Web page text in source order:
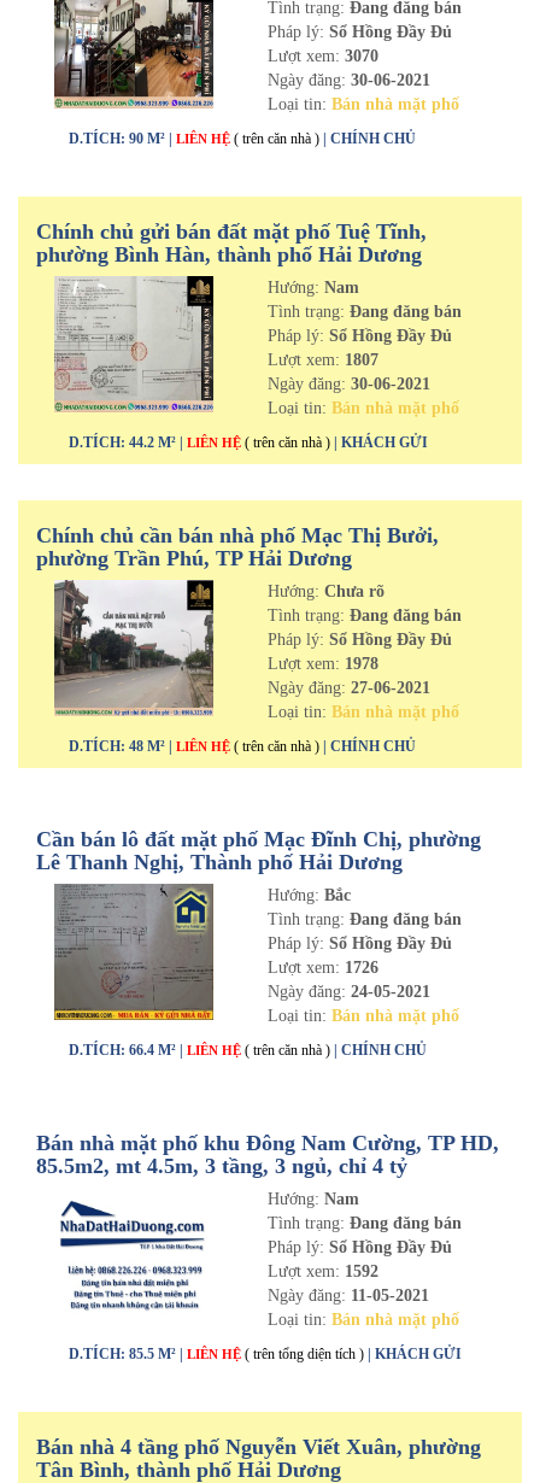
Tình trạng: Đang đăng bán
Pháp lý: Sổ Hồng Đầy Đủ
Lượt xem: 3070
Ngày đăng: 30-06-2021
Loại tin: Bán nhà mặt phố
D.TÍCH: 90 M² | LIÊN HỆ ( trên căn nhà ) | CHÍNH CHỦ
Chính chủ gửi bán đất mặt phố Tuệ Tĩnh,
phường Bình Hàn, thành phố Hải Dương
Hướng: Nam
Tình trạng: Đang đăng bán
Pháp lý: Sổ Hồng Đầy Đủ
Lượt xem: 1807
Ngày đăng: 30-06-2021
Loại tin: Bán nhà mặt phố
D.TÍCH: 44.2 M² | LIÊN HỆ ( trên căn nhà ) | KHÁCH GỬI
Chính chủ cần bán nhà phố Mạc Thị Bưởi,
phường Trần Phú, TP Hải Dương
Hướng: Chưa rõ
Tình trạng: Đang đăng bán
Pháp lý: Sổ Hồng Đầy Đủ
Lượt xem: 1978
Ngày đăng: 27-06-2021
Loại tin: Bán nhà mặt phố
D.TÍCH: 48 M² | LIÊN HỆ ( trên căn nhà ) | CHÍNH CHỦ
Cần bán lô đất mặt phố Mạc Đĩnh Chị, phường
Lê Thanh Nghị, Thành phố Hải Dương
Hướng: Bắc
Tình trạng: Đang đăng bán
Pháp lý: Sổ Hồng Đầy Đủ
Lượt xem: 1726
Ngày đăng: 24-05-2021
Loại tin: Bán nhà mặt phố
D.TÍCH: 66.4 M² | LIÊN HỆ ( trên căn nhà ) | CHÍNH CHỦ
Bán nhà mặt phố khu Đông Nam Cường, TP HD,
85.5m2, mt 4.5m, 3 tầng, 3 ngủ, chỉ 4 tỷ
Hướng: Nam
Tình trạng: Đang đăng bán
Pháp lý: Sổ Hồng Đầy Đủ
Lượt xem: 1592
Ngày đăng: 11-05-2021
Loại tin: Bán nhà mặt phố
D.TÍCH: 85.5 M² | LIÊN HỆ ( trên tổng diện tích ) | KHÁCH GỬI
Bán nhà 4 tầng phố Nguyễn Viết Xuân, phường
Tân Bình, thành phố Hải Dương